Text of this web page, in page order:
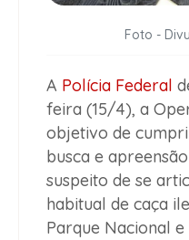
Foto -
A Polícia Federal
feira (15/4), a
objetivo de
busca e
suspeito de se
habitual de caça
Parque Nacional